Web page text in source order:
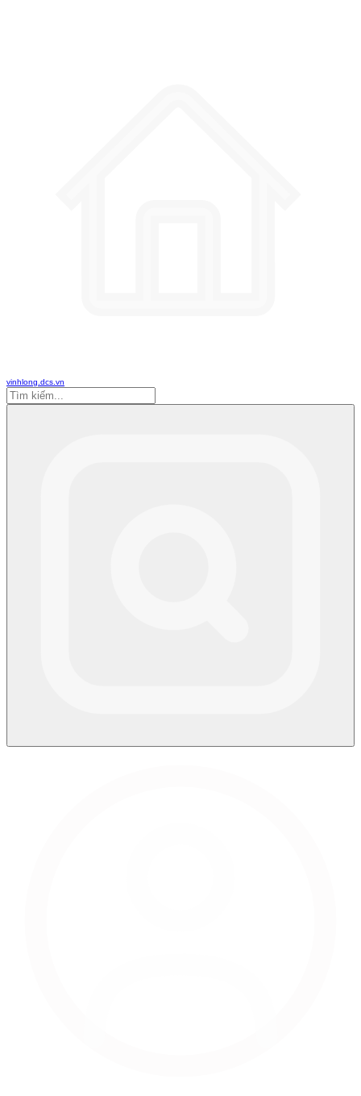
vinhlong.dcs.vn